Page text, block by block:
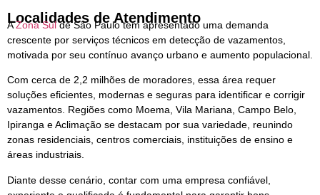
Localidades de Atendimento
AZona Sulde São Paulo tem apresentado uma demanda
crescente por serviços técnicos em detecção de vazamentos,
motivada por seu contínuo avanço urbano e aumento populacional.
Com cerca de 2,2 milhões de moradores, essa área requer
soluções eficientes, modernas e seguras para identificar e corrigir
vazamentos. Regiões como Moema, Vila Mariana, Campo Belo,
Ipiranga e Aclimação se destacam por sua variedade, reunindo
zonas residenciais, centros comerciais, instituições de ensino e
áreas industriais.
Diante desse cenário, contar com uma empresa confiável,